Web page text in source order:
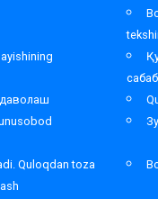
Quloqdan toza